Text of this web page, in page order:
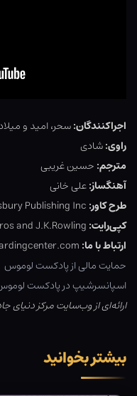
اجراکنندگان:سحر، امید و میلاد
راوی:شادی
مترجم: حسین غریبی
آهنگساز:علی خانی
طرح کاور: Publishing Inc
کپی‌رایت: and J.K.Rowling
ارتباط با ما: (
حمایت مالی از پادکست لوموس
اسپانسرشیپ در پادکست
ارائه‌ای از وب‌سایت مرکز دنیای
بیشتر بخوانید